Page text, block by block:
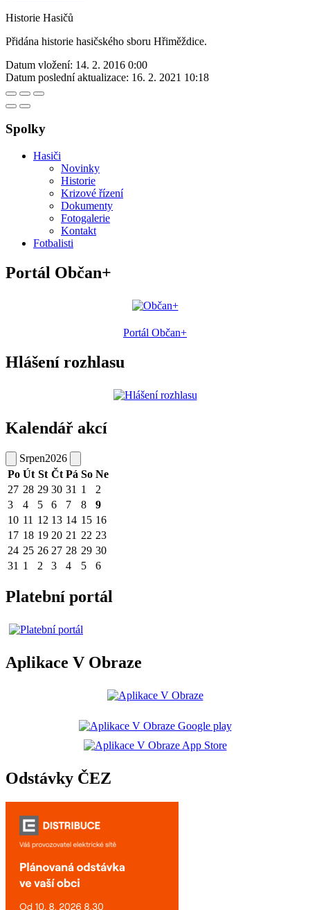
Historie Hasičů
Přidána historie hasičského sboru Hřiměždice.
Datum vložení: 14. 2. 2016 0:00
Datum poslední aktualizace: 16. 2. 2021 10:18
Spolky
Hasiči
Novinky
Historie
Krizové řízení
Dokumenty
Fotogalerie
Kontakt
Fotbalisti
Portál Občan+
Portál Občan+
Hlášení rozhlasu
Kalendář akcí
Srpen2026
Po Út St Čt Pá So Ne
27 28 29 30 31 1
2
3
4 5 6 7 8
9
10 11 12 13 14 15 16
17 18 19 20 21 22 23
24 25 26 27 28 29 30
31 1 2 3 4 5 6
Platební portál
Aplikace V Obraze
Odstávky ČEZ